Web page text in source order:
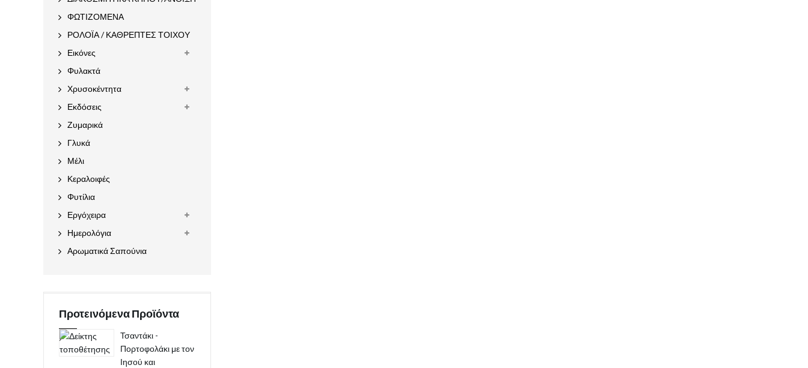
ΦΩΤΙΖΟΜΕΝΑ
ΡΟΛΟΪΑ / ΚΑΘΡΕΠΤΕΣ ΤΟΙΧΟΥ
Εικόνες
Φυλακτά
Χρυσοκέντητα
Εκδόσεις
Ζυμαρικά
Γλυκά
Μέλι
Κεραλοιφές
Φυτίλια
Εργόχειρα
Ημερολόγια
Αρωματικά Σαπούνια
Προτεινόμενα Προϊόντα
Τσαντάκι -
Πορτοφολάκι με τον
Ιησού και